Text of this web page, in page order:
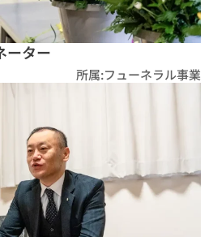
ーター
所属:フューネラル事業